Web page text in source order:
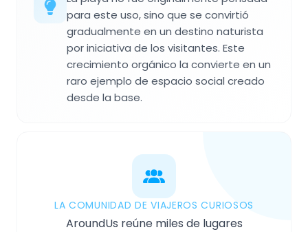
para este uso, sino que se convirtió
gradualmente en un destino naturista
por iniciativa de los visitantes. Este
crecimiento orgánico la convierte en un
raro ejemplo de espacio social creado
desde la base.
LA COMUNIDAD DE VIAJEROS CURIOSOS
AroundUs reúne miles de lugares